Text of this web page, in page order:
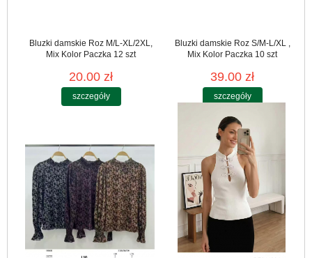
Bluzki damskie Roz M/L-XL/2XL,
Mix Kolor Paczka 12 szt
20.00 zł
szczegóły
Bluzki damskie Roz S/M-L/XL ,
Mix Kolor Paczka 10 szt
39.00 zł
szczegóły